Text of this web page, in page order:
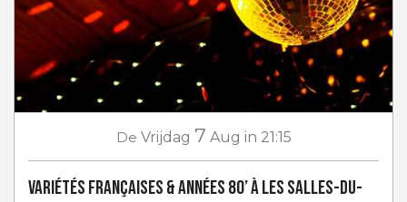
De Vrijdag 7 Aug in 21:15
Variétés françaises & années 80’ à Les Salles-du-